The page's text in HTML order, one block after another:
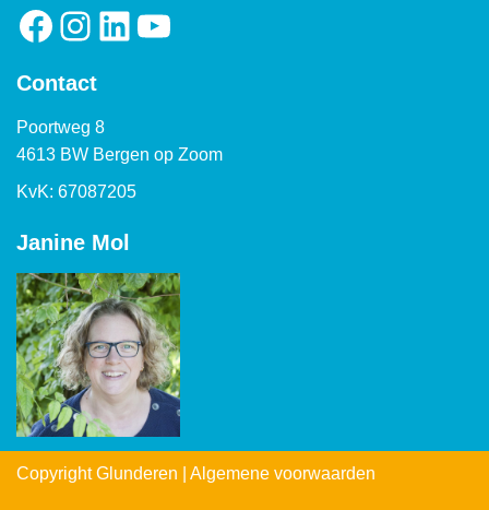
Contact
Poortweg 8
4613 BW Bergen op Zoom
KvK: 67087205
Janine Mol
Copyright Glunderen | Algemene voorwaarden